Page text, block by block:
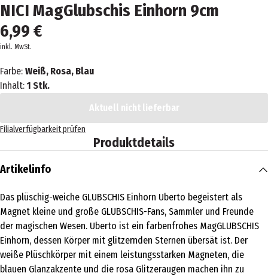
NICI MagGlubschis Einhorn 9cm
6,99 €
inkl. MwSt.
Farbe: Weiß, Rosa, Blau
Inhalt: 1 Stk.
Aktuell nicht lieferbar
Filialverfügbarkeit prüfen
Produktdetails
Artikelinfo
Das plüschig-weiche GLUBSCHIS Einhorn Uberto begeistert als
Magnet kleine und große GLUBSCHIS-Fans, Sammler und Freunde
der magischen Wesen. Uberto ist ein farbenfrohes MagGLUBSCHIS
Einhorn, dessen Körper mit glitzernden Sternen übersät ist. Der
weiße Plüschkörper mit einem leistungsstarken Magneten, die
blauen Glanzakzente und die rosa Glitzeraugen machen ihn zu